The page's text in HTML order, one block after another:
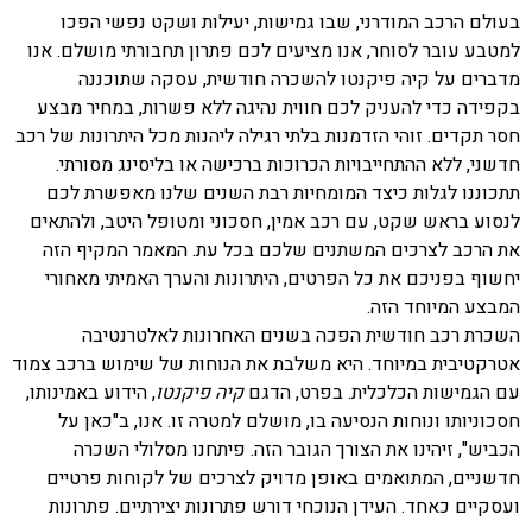
בעולם הרכב המודרני, שבו גמישות, יעילות ושקט נפשי הפכו
למטבע עובר לסוחר, אנו מציעים לכם פתרון תחבורתי מושלם. אנו
מדברים על קיה פיקנטו להשכרה חודשית, עסקה שתוכננה
בקפידה כדי להעניק לכם חווית נהיגה ללא פשרות, במחיר מבצע
חסר תקדים. זוהי הזדמנות בלתי רגילה ליהנות מכל היתרונות של רכב
חדשני, ללא ההתחייבויות הכרוכות ברכישה או בליסינג מסורתי.
תתכוננו לגלות כיצד המומחיות רבת השנים שלנו מאפשרת לכם
לנסוע בראש שקט, עם רכב אמין, חסכוני ומטופל היטב, ולהתאים
את הרכב לצרכים המשתנים שלכם בכל עת. המאמר המקיף הזה
יחשוף בפניכם את כל הפרטים, היתרונות והערך האמיתי מאחורי
המבצע המיוחד הזה.
השכרת רכב חודשית הפכה בשנים האחרונות לאלטרנטיבה
אטרקטיבית במיוחד. היא משלבת את הנוחות של שימוש ברכב צמוד
עם הגמישות הכלכלית. בפרט, הדגםקיה פיקנטו, הידוע באמינותו,
חסכוניותו ונוחות הנסיעה בו, מושלם למטרה זו. אנו, ב"כאן על
הכביש", זיהינו את הצורך הגובר הזה. פיתחנו מסלולי השכרה
חדשניים, המתואמים באופן מדויק לצרכים של לקוחות פרטיים
ועסקיים כאחד. העידן הנוכחי דורש פתרונות יצירתיים. פתרונות